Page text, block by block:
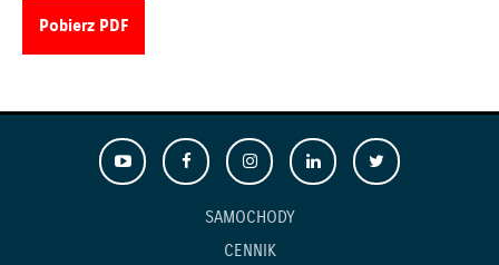
Pobierz PDF
SAMOCHODY
CENNIK